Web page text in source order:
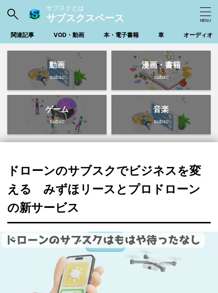
サブスクとは
サブスクスペース
関連記事 VOD・動画 本・電子書籍 車 オーディオ
動画
subsc
漫画・書籍
subsc
ゲーム
subsc
音楽
subsc
ドローンのサブスクでビジネスを変
える みずほリースとプロドローン
の新サービス